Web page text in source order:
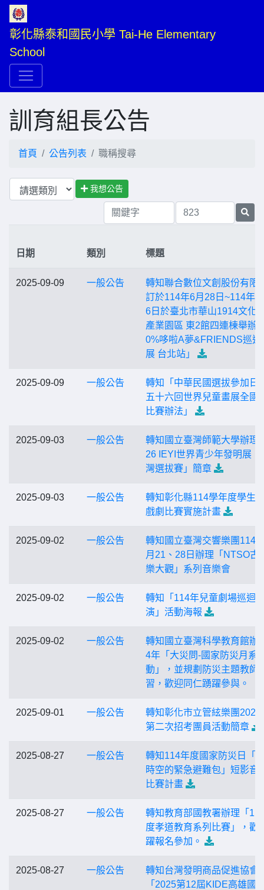
彰化縣泰和國民小學 Tai-He Elementary
School
訓育組長公告
首頁 公告列表 職稱搜尋
我想公告
日期 類別 標題
2025-09-09 一般公告
轉知聯合數位文創股份有限
訂於114年6月28日~114年
6日於臺北市華山1914文化
產業園區 東2館四連棟舉辦
0%哆啦A夢&FRIENDS巡迴
展 台北站」
2025-09-09 一般公告
轉知「中華民國選拔參加日
五十六回世界兒童畫展全國
比賽辦法」
2025-09-03 一般公告
轉知國立臺灣師範大學辦理
26 IEYI世界青少年發明展：
灣選拔賽」簡章
2025-09-03 一般公告
轉知彰化縣114學年度學生
戲劇比賽實施計畫
2025-09-02 一般公告
轉知國立臺灣交響樂團114
月21、28日辦理「NTSO古
樂大觀」系列音樂會
2025-09-02 一般公告
轉知「114年兒童劇場巡迴
演」活動海報
2025-09-02 一般公告
轉知國立臺灣科學教育館辦
4年「大災問-國家防災月系
動」，並規劃防災主題教師
習，歡迎同仁踴躍參與。
2025-09-01 一般公告
轉知彰化市立管絃樂團2025
第二次招考團員活動簡章
2025-08-27 一般公告
轉知114年度國家防災日「
時空的緊急避難包」短影音
比賽計畫
2025-08-27 一般公告
轉知教育部國教署辦理「
度孝道教育系列比賽」，歡
躍報名參加。
2025-08-27 一般公告
轉知台灣發明商品促進協會
「2025第12屆KIDE高雄國